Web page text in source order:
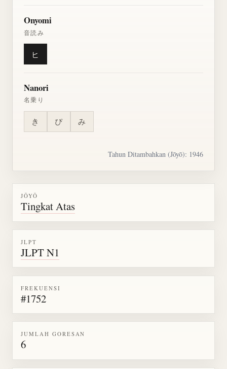
Onyomi
音読み
ヒ
Nanori
名乗り
き ぴ み
Tahun Ditambahkan (Jōyō): 1946
JŌYŌ
Tingkat Atas
JLPT
JLPT N1
FREKUENSI
#1752
JUMLAH GORESAN
6